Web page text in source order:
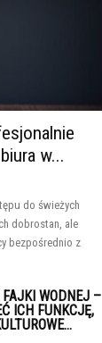
w...
do świeżych
dobrostan, ale
bezpośrednio z
WODNEJ –
ICH FUNKCJĘ,